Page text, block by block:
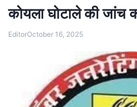
कोयला घोटाले की जांच
EditorOctober 16, 2025